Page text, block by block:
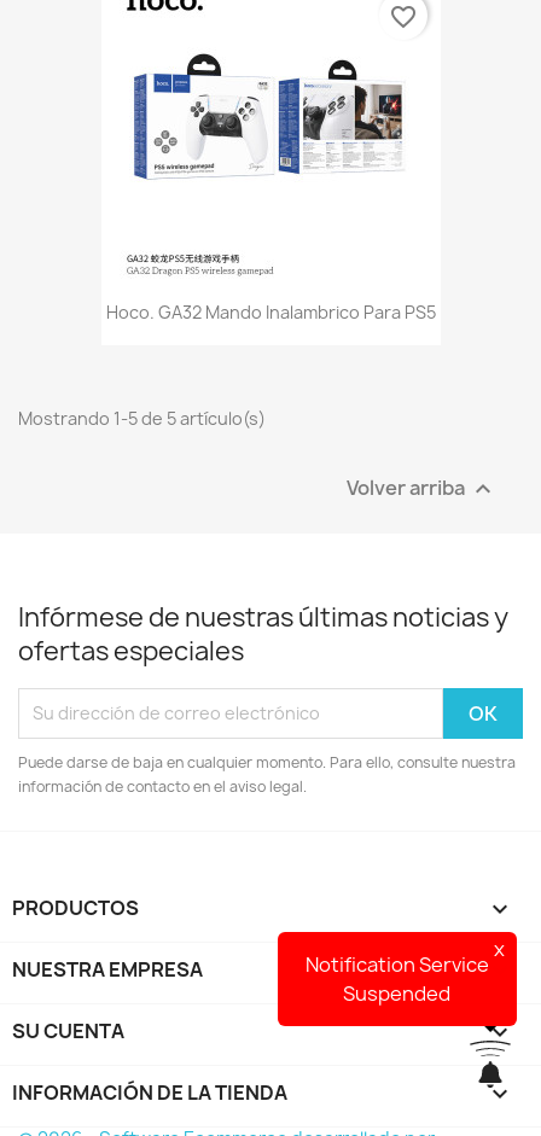
Hoco. GA32 Mando Inalambrico Para PS5
favorite_border
Mostrando 1-5 de 5 artículo(s)
Volver arriba 
Infórmese de nuestras últimas noticias y
ofertas especiales
Puede darse de baja en cualquier momento. Para ello, consulte nuestra
información de contacto en el aviso legal.
PRODUCTOS 
NUESTRA EMPRESA 
SU CUENTA 
INFORMACIÓN DE LA TIENDA keyboard_arrow_down
x
Notification Service
Suspended